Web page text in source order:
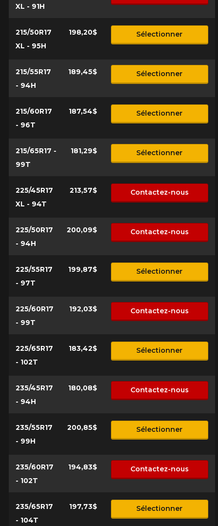
XL - 91H
215/50R17
XL - 95H
198,20$ Sélectionner
215/55R17
- 94H
189,45$ Sélectionner
215/60R17
- 96T
187,54$ Sélectionner
215/65R17 -
99T
181,29$ Sélectionner
225/45R17
XL - 94T
213,57$ Contactez-nous
225/50R17
- 94H
200,09$ Contactez-nous
225/55R17
- 97T
199,87$ Sélectionner
225/60R17
- 99T
192,03$ Contactez-nous
225/65R17
- 102T
183,42$ Sélectionner
235/45R17
- 94H
180,08$ Contactez-nous
235/55R17
- 99H
200,85$ Sélectionner
235/60R17
- 102T
194,83$ Contactez-nous
235/65R17
- 104T
197,73$ Sélectionner